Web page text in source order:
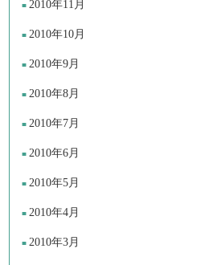
2010年11月
2010年10月
2010年9月
2010年8月
2010年7月
2010年6月
2010年5月
2010年4月
2010年3月